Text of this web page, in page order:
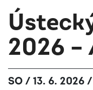
2026
SO / 13. 6. 2026